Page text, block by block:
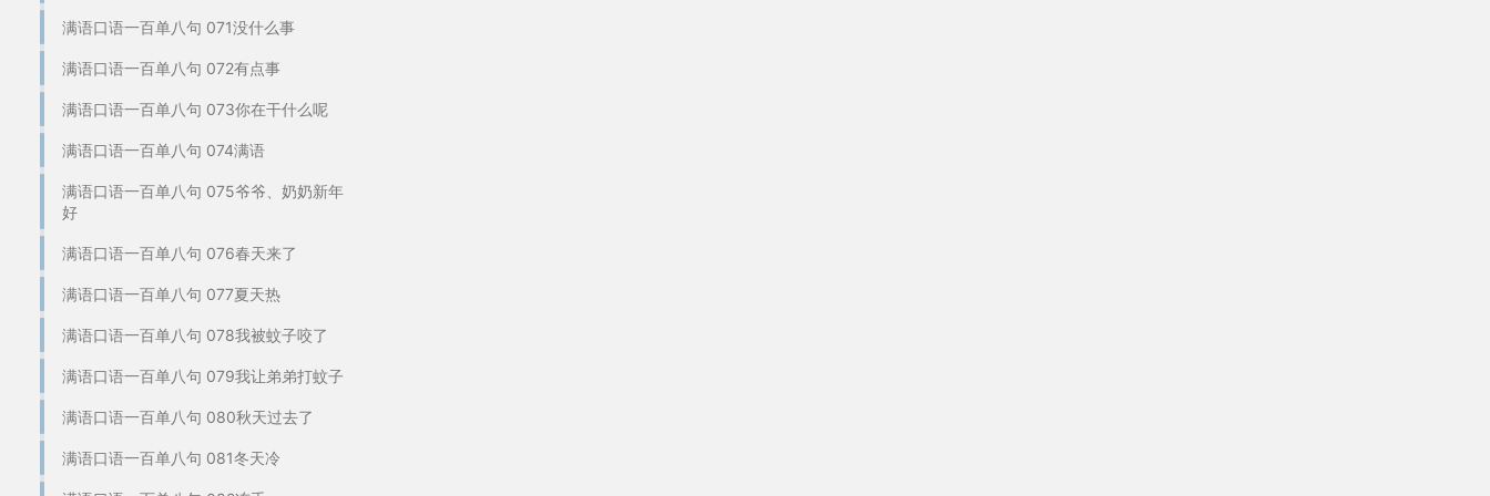
满语口语一百单八句 071没什么事
满语口语一百单八句 072有点事
满语口语一百单八句 073你在干什么呢
满语口语一百单八句 074满语
满语口语一百单八句 075爷爷、奶奶新年
好
满语口语一百单八句 076春天来了
满语口语一百单八句 077夏天热
满语口语一百单八句 078我被蚊子咬了
满语口语一百单八句 079我让弟弟打蚊子
满语口语一百单八句 080秋天过去了
满语口语一百单八句 081冬天冷